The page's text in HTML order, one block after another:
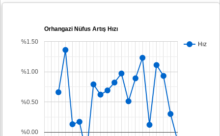
Orhangazi Nüfus Artış Hızı
Hız
%0.00
%0.50
%1.00
%1.50